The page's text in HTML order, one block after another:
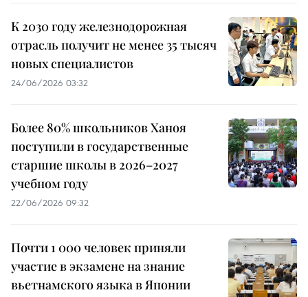
К 2030 году железнодорожная
отрасль получит не менее 35 тысяч
новых специалистов
24/06/2026 03:32
Более 80% школьников Ханоя
поступили в государственные
старшие школы в 2026–2027
учебном году
22/06/2026 09:32
Почти 1 000 человек приняли
участие в экзамене на знание
вьетнамского языка в Японии